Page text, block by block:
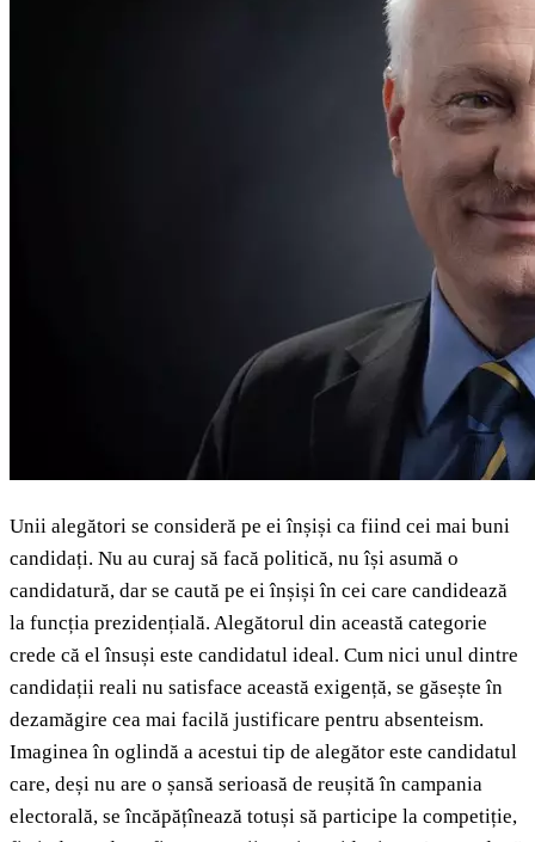
Unii alegători se consideră pe ei înșiși ca fiind cei mai buni
candidați. Nu au curaj să facă politică, nu își asumă o
candidatură, dar se caută pe ei înșiși în cei care candidează
la funcția prezidențială. Alegătorul din această categorie
crede că el însuși este candidatul ideal. Cum nici unul dintre
candidații reali nu satisface această exigență, se găsește în
dezamăgire cea mai facilă justificare pentru absenteism.
Imaginea în oglindă a acestui tip de alegător este candidatul
care, deși nu are o șansă serioasă de reușită în campania
electorală, se încăpățînează totuși să participe la competiție,